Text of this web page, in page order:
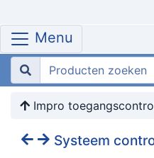
Menu
Impro
Systeem